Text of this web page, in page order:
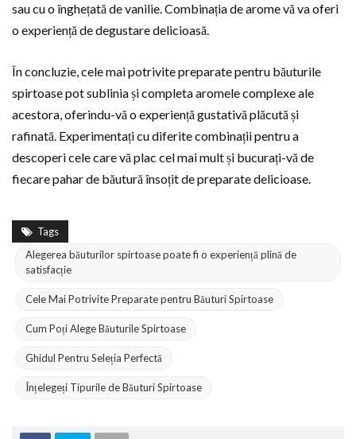
sau cu o înghețată de vanilie. Combinația de arome vă va oferi
o experiență de degustare delicioasă.
În concluzie, cele mai potrivite preparate pentru băuturile
spirtoase pot sublinia și completa aromele complexe ale
acestora, oferindu-vă o experiență gustativă plăcută și
rafinată. Experimentați cu diferite combinații pentru a
descoperi cele care vă plac cel mai mult și bucurați-vă de
fiecare pahar de băutură însoțit de preparate delicioase.
Tags
Alegerea băuturilor spirtoase poate fi o experiență plină de
satisfacție
Cele Mai Potrivite Preparate pentru Băuturi Spirtoase
Cum Poți Alege Băuturile Spirtoase
Ghidul Pentru Seleția Perfectă
Înțelegeți Tipurile de Băuturi Spirtoase